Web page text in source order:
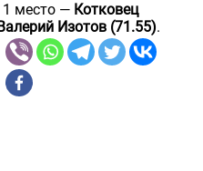
1 место — Котковец
Изотов (71.55).